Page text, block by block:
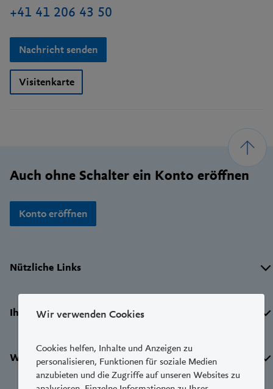
Wir verwenden Cookies
Cookies helfen, Inhalte und Anzeigen zu
personalisieren, Funktionen für soziale Medien
anzubieten und die Zugriffe auf unseren Websites zu
+41 41 206 43 50
Nachricht senden
Visitenkarte
Auch ohne Schalter ein Konto eröffnen
Konto eröffnen
Nützliche Links
Ihre LUKB
Weitere Dienste